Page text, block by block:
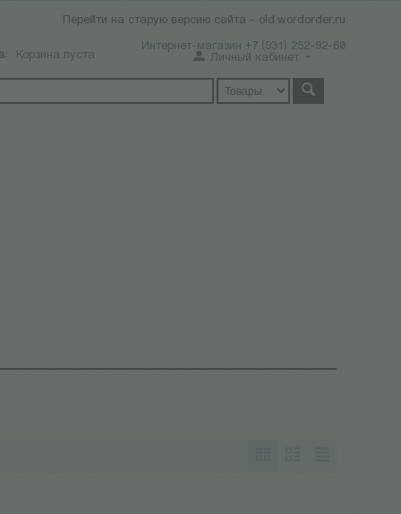
Перейти на старую версию сайта - old.wordorder.ru
Интернет-магазин +7 (931) 252-92-60
Корзина пуста Личный кабинет